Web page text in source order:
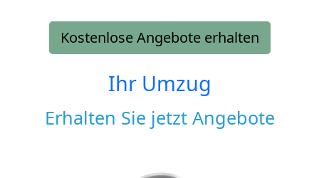
Kostenlose Angebote erhalten
Ihr Umzug
Erhalten Sie jetzt Angebote